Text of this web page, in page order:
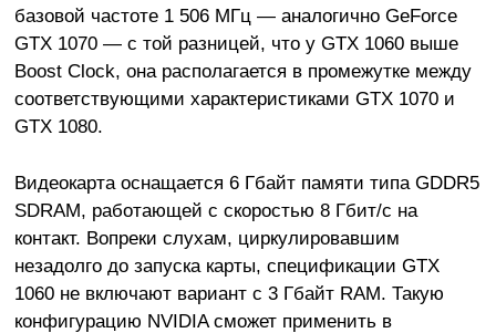
базовой частоте 1 506 МГц — аналогично GeForce
GTX 1070 — с той разницей, что у GTX 1060 выше
Boost Clock, она располагается в промежутке между
соответствующими характеристиками GTX 1070 и
GTX 1080.
Видеокарта оснащается 6 Гбайт памяти типа GDDR5
SDRAM, работающей с скоростью 8 Гбит/с на
контакт. Вопреки слухам, циркулировавшим
незадолго до запуска карты, спецификации GTX
1060 не включают вариант с 3 Гбайт RAM. Такую
конфигурацию NVIDIA сможет применить в